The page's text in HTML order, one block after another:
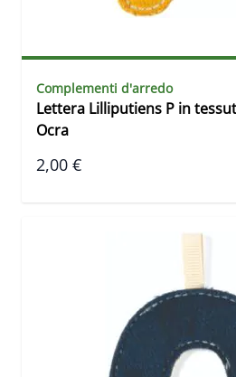
Complementi d'arredo
Lettera Lilliputiens P in
Ocra
2,00 €